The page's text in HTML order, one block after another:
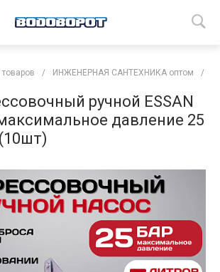
товаров / ИНЖЕНЕРНАЯ САНТЕХНИКА оптом /
ручной ESSAN
давление 25